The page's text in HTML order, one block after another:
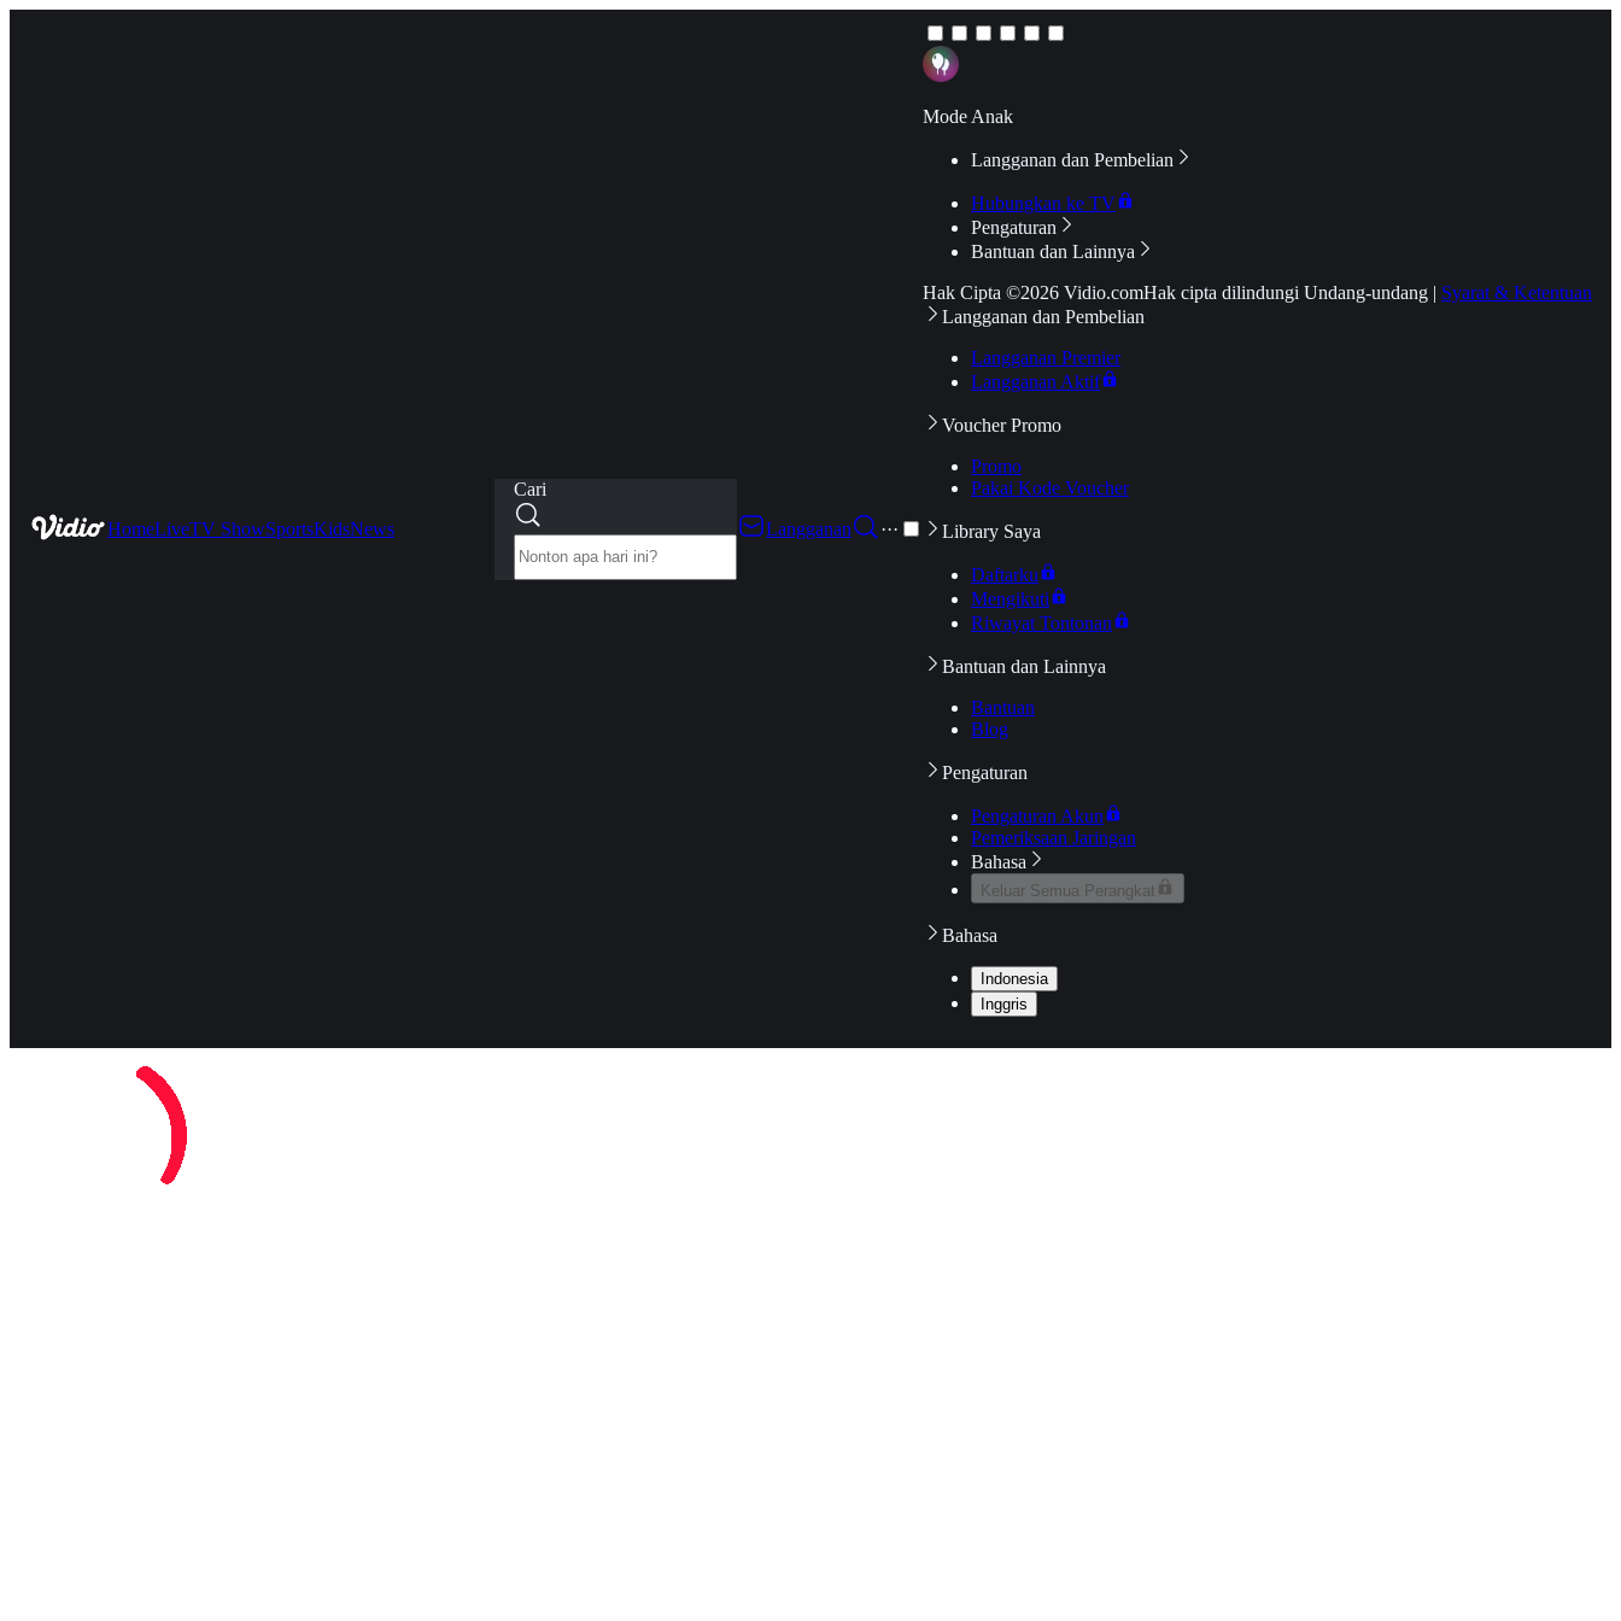
HomeLiveTV ShowSportsKidsNews
Cari
Langganan
···
Mode Anak
Langganan dan Pembelian
Hubungkan ke TV
Pengaturan
Bantuan dan Lainnya
Hak Cipta ©2026 Vidio.comHak cipta dilindungi Undang-undang | Syarat & Ketentuan
Langganan dan Pembelian
Langganan Premier
Langganan Aktif
Voucher Promo
Promo
Pakai Kode Voucher
Library Saya
Daftarku
Mengikuti
Riwayat Tontonan
Bantuan dan Lainnya
Bantuan
Blog
Pengaturan
Pengaturan Akun
Pemeriksaan Jaringan
Bahasa
Keluar Semua Perangkat
Bahasa
Indonesia
Inggris